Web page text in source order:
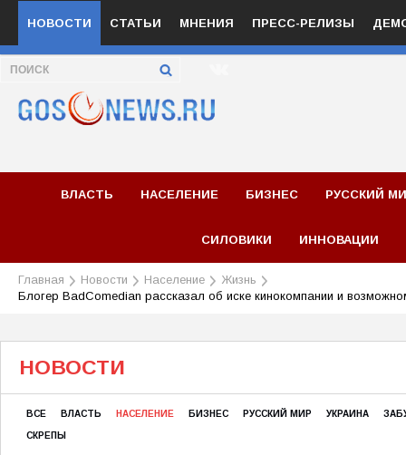
НОВОСТИ СТАТЬИ МНЕНИЯ ПРЕСС-РЕЛИЗЫ
ВЛАСТЬ НАСЕЛЕНИЕ БИЗНЕС РУССКИЙ
СИЛОВИКИ ИННОВАЦИИ
Главная Новости Население
Жизнь
Блогер BadComedian рассказал об иске кинокомпании и
НОВОСТИ
ВСЕ ВЛАСТЬ НАСЕЛЕНИЕ БИЗНЕС РУССКИЙ МИР УКРАИНА
СКРЕПЫ